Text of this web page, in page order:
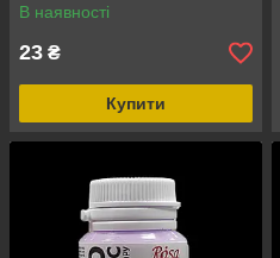
В наявності
23 ₴
Купити